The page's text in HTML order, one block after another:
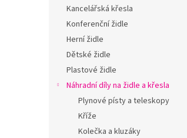
Kancelářská křesla
Konferenční židle
Herní židle
Dětské židle
Plastové židle
Náhradní díly na židle a křesla
Plynové písty a teleskopy
Kříže
Kolečka a kluzáky